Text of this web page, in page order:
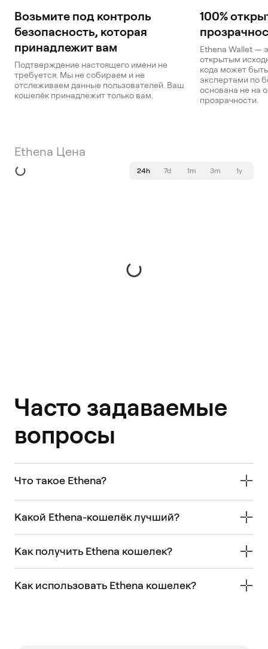
Возьмите под контроль
безопасность, которая
принадлежит вам
Подтверждение настоящего имени не
требуется. Мы не собираем и не
отслеживаем данные пользователей. Ваш
кошелёк принадлежит только вам.
100%
Ethena Wallet —
открытым
кода может
экспертами по
основана не на
прозрачности.
Ethena Цена
24h 7d 1m 3m 1y
Часто задаваемые
вопросы
Что такое Ethena?
Какой Ethena-кошелёк лучший?
Как получить Ethena кошелек?
Как использовать Ethena кошелек?